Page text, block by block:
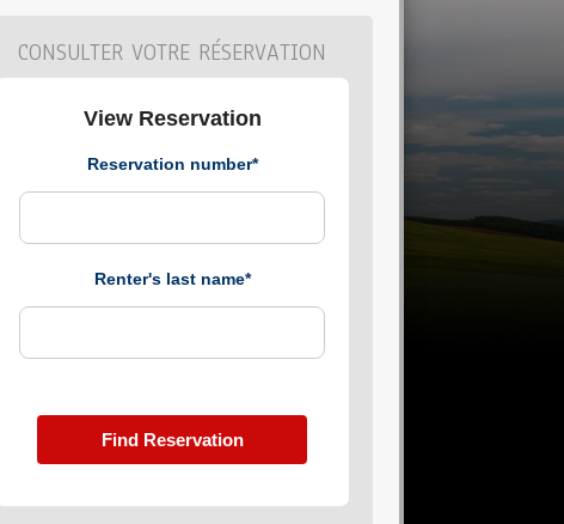
CONSULTER VOTRE RÉSERVATION
View Reservation
Reservation number*
Renter's last name*
Find Reservation